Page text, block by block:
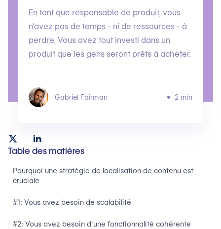
En tant que responsable de produit, vous
n'avez pas de temps - ni de ressources - à
perdre. Vous avez tout investi dans un
produit que les gens seront prêts à acheter.
Gabriel Fairman 2 min
Table des matières
Pourquoi une stratégie de localisation de contenu est
cruciale
#1: Vous avez besoin de scalabilité
#2: Vous avez besoin d'une fonctionnalité cohérente